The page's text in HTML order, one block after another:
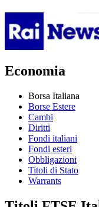
Economia
Borsa Italiana
Borse Estere
Cambi
Diritti
Fondi italiani
Fondi esteri
Obbligazioni
Titoli di Stato
Warrants